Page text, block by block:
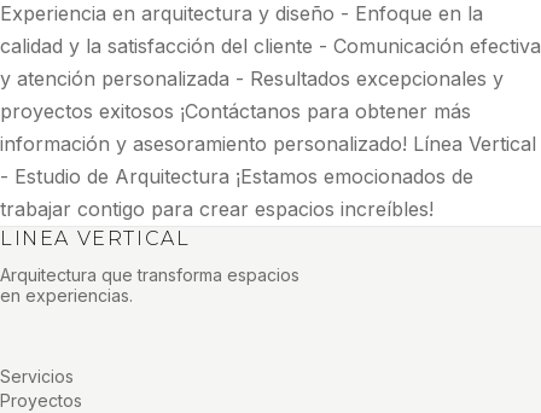
Experiencia en arquitectura y diseño - Enfoque en la
calidad y la satisfacción del cliente - Comunicación efectiva
y atención personalizada - Resultados excepcionales y
proyectos exitosos ¡Contáctanos para obtener más
información y asesoramiento personalizado! Línea Vertical
- Estudio de Arquitectura ¡Estamos emocionados de
trabajar contigo para crear espacios increíbles!
LINEA VERTICAL
Arquitectura que transforma espacios
en experiencias.
Servicios
Proyectos